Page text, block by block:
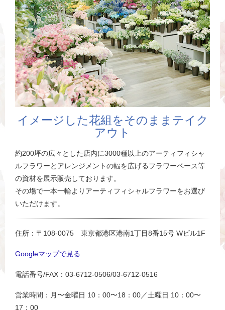
イメージした花組をそのままテイク
アウト
約200坪の広々とした店内に3000種以上のアーティフィシャ
ルフラワーとアレンジメントの幅を広げるフラワーベース等
の資材を展示販売しております。
その場で一本一輪よりアーティフィシャルフラワーをお選び
いただけます。
住所：〒108-0075 東京都港区港南1丁目8番15号 Wビル1F
Googleマップで見る
電話番号/FAX：03-6712-0506/03-6712-0516
営業時間：月〜金曜日 10：00〜18：00／土曜日 10：00〜
17：00